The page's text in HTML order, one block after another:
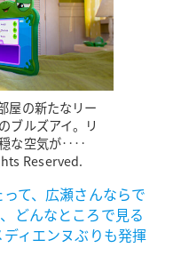
屋の新たなリー
ブルズアイ。リ
穏な空気が‥‥
Reserved.
て、広瀬さんならで
どんなところで見る
ィエンヌぶりも発揮